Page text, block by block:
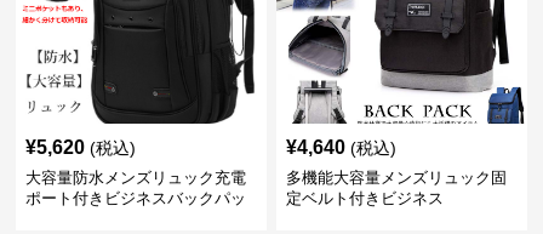
¥5,620 (税込)
大容量防水メンズリュック充電
ポート付きビジネスバックパッ
¥4,640 (税込)
多機能大容量メンズリュック固
定ベルト付きビジネス